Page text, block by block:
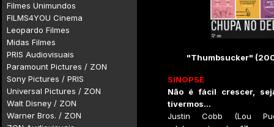
Filmes Unimundos
FILMS4YOU Cinema
Leopardo Filmes
Midas Filmes
PRIS Audiovisuais
Paramount Pictures / ZON
Sony Pictures / PRIS
Universal Pictures / ZON
Walt Disney / ZON
Warner Bros. / ZON
"Thumbsucker"
SINOPSE
Não é fácil crescer,
tivermos...
Justin Cobb (Lou